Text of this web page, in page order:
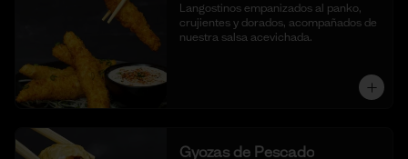
Langostinos empanizados al panko,
crujientes y dorados, acompañados de
nuestra salsa acevichada.
Gyozas de Pescado